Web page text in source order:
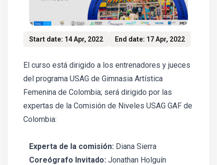
Start date: 14 Apr, 2022 End date: 17 Apr, 2022
El curso está dirigido a los entrenadores y jueces
del programa USAG de Gimnasia Artística
Femenina de Colombia; será dirigido por las
expertas de la Comisión de Niveles USAG GAF de
Colombia:
Experta de la comisión: Diana Sierra
Coreógrafo Invitado: Jonathan Holguín